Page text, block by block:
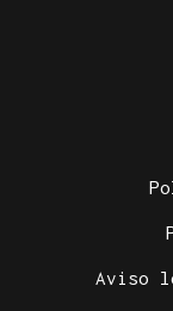
Aviso